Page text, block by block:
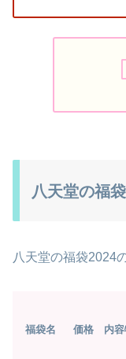
八天堂の福
八天堂の福袋2024
福袋名 価格 内